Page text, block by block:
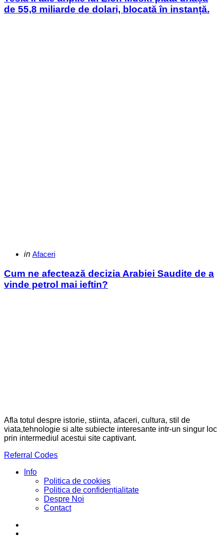
de 55,8 miliarde de dolari, blocată în instanță.
Categories
Posted
in Afaceri
Cum ne afectează decizia Arabiei Saudite de a
vinde petrol mai ieftin?
Afla totul despre istorie, stiinta, afaceri, cultura, stil de
viata,tehnologie si alte subiecte interesante intr-un singur loc
prin intermediul acestui site captivant.
Referral Codes
Info
Politica de cookies
Politica de confidențialitate
Despre Noi
Contact